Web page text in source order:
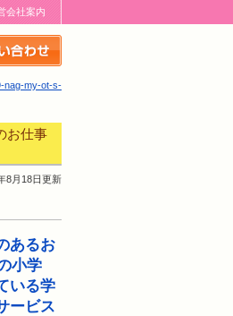
会社案内
nag-my-ot-s-
お仕事
8月18日更新
あるお
小学
いる学
ービス